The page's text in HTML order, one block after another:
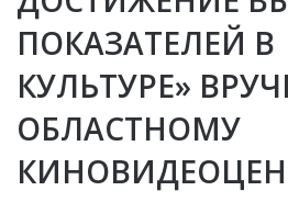
ПОКАЗАТЕЛЕЙ В
КУЛЬТУРЕ»
ОБЛАСТНОМУ